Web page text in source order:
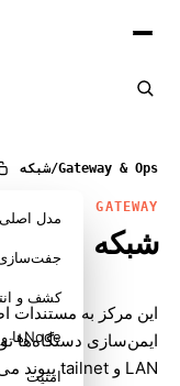
Gateway & Ops
/شبکه
GATEWAY
شبکه
این مرکز به مستندات
LAN و tailnet پیوند می‌دهد.
مدل اصلی
کشف و
Nodeها و انتقال‌ها
امنیت